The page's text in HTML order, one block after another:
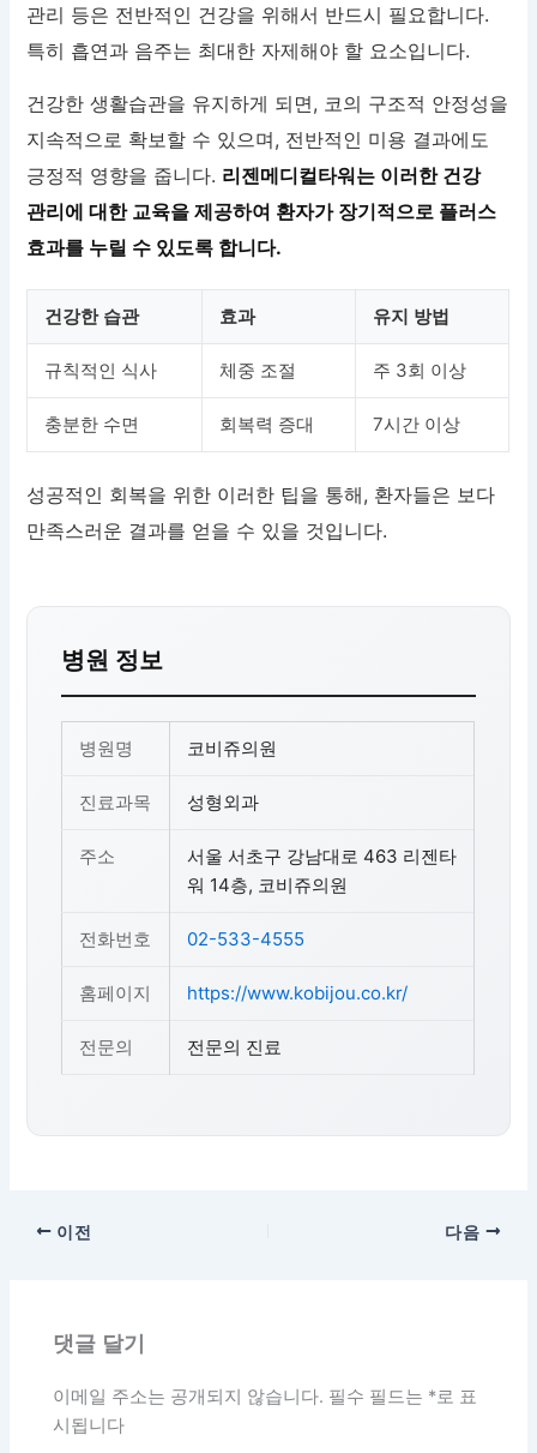
관리 등은 전반적인 건강을 위해서 반드시 필요합니다.
특히 흡연과 음주는 최대한 자제해야 할 요소입니다.
건강한 생활습관을 유지하게 되면, 코의 구조적 안정성을
지속적으로 확보할 수 있으며, 전반적인 미용 결과에도
긍정적 영향을 줍니다. 리젠메디컬타워는 이러한 건강
관리에 대한 교육을 제공하여 환자가 장기적으로 플러스
효과를 누릴 수 있도록 합니다.
건강한 습관 효과 유지 방법
규칙적인 식사 체중 조절 주 3회 이상
충분한 수면 회복력 증대 7시간 이상
성공적인 회복을 위한 이러한 팁을 통해, 환자들은 보다
만족스러운 결과를 얻을 수 있을 것입니다.
병원 정보
병원명 코비쥬의원
진료과목 성형외과
주소
서울 서초구 강남대로 463 리젠타
워 14층, 코비쥬의원
전화번호 02-533-4555
홈페이지 https://www.kobijou.co.kr/
전문의 전문의 진료
이전 다음
댓글 달기
이메일 주소는 공개되지 않습니다. 필수 필드는 *로 표
시됩니다